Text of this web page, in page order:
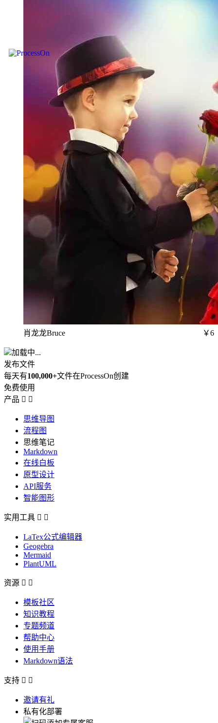
肖龙龙Bruce ￥6
加载中...
发布文件
每天有100,000+文件在ProcessOn创建
免费使用
产品  
思维导图
流程图
思维笔记
Markdown
在线白板
原型设计
API服务
智能图形
实用工具  
LaTex公式编辑器
Geogebra
Mermaid
PlantUML
资源  
模板社区
知识教程
专题频道
帮助中心
使用手册
Markdown语法
支持  
邀请有礼
私有化部署